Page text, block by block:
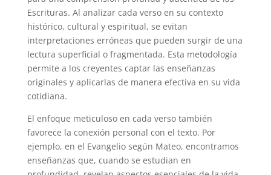
Escrituras. Al analizar cada verso en su contexto
histórico, cultural y espiritual, se evitan
interpretaciones erróneas que pueden surgir de una
lectura superficial o fragmentada. Esta metodología
permite a los creyentes captar las enseñanzas
originales y aplicarlas de manera efectiva en su vida
cotidiana.
El enfoque meticuloso en cada verso también
favorece la conexión personal con el texto. Por
ejemplo, en el Evangelio según Mateo, encontramos
enseñanzas que, cuando se estudian en